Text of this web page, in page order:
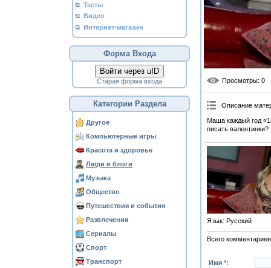
Тесты
Видео
Интернет-магазин
Форма Входа
Войти через uID
Старая форма входа
Категории Раздела
Другое
Компьютерные игры
Красота и здоровье
Люди и блоги
Музыка
Общество
Путешествия и события
Развлечения
Сериалы
Спорт
Транспорт
Просмотры: 0
Описание
Маша каждый год
писать валентинки?
Язык: Русский
Всего комментариев
Имя *: